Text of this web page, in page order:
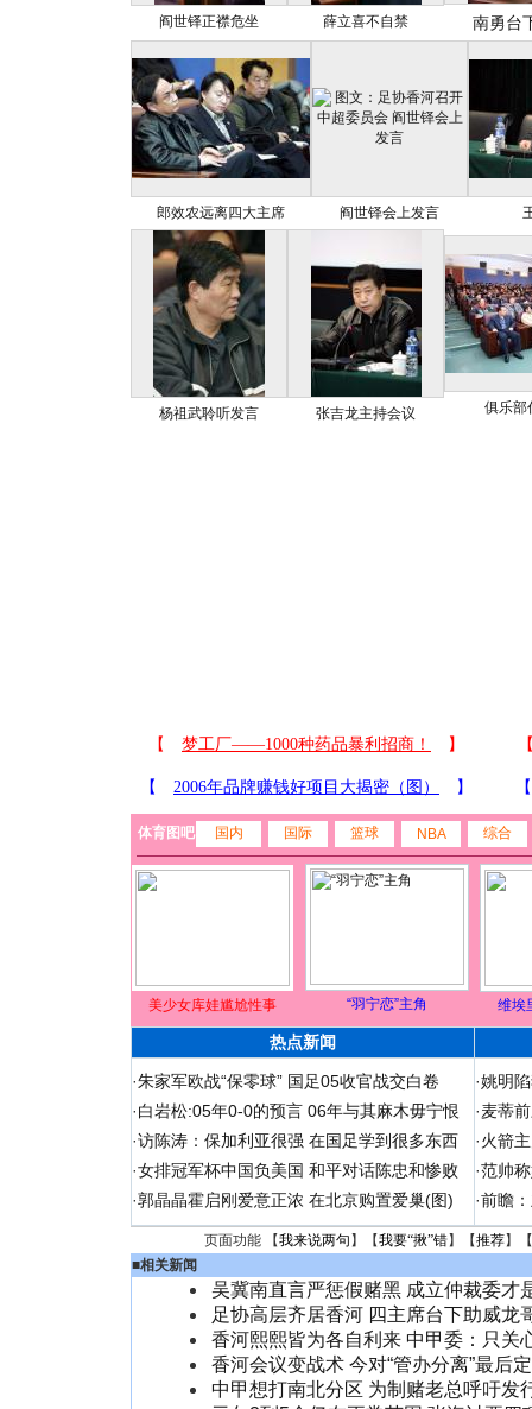
阎世铎正襟危坐 薛立喜不自禁 南勇台
郎效农远离四大主席 阎世铎会上发言
杨祖武聆听发言 张吉龙主持会议 俱乐部
体育图吧 国内 国际 篮球 NBA 综合
美少女库娃尴尬性事 “羽宁恋”主角 维埃
热点新闻
·朱家军欧战“保零球” 国足05收官战交白卷
·白岩松:05年0-0的预言 06年与其麻木毋宁恨
·访陈涛：保加利亚很强 在国足学到很多东西
·女排冠军杯中国负美国 和平对话陈忠和惨败
·郭晶晶霍启刚爱意正浓 在北京购置爱巢(图)
·姚明
·麦蒂
·火箭
·范帅
·前瞻
页面功能 【我来说两句 】【我要“揪”错】【推荐】
■相关新闻
吴冀南直言严惩假赌黑 成立仲裁委才
足协高层齐居香河 四主席台下助威龙
香河熙熙皆为各自利来 中甲委：只关
香河会议变战术 今对“管办分离”最后
中甲想打南北分区 为制赌老总呼吁发